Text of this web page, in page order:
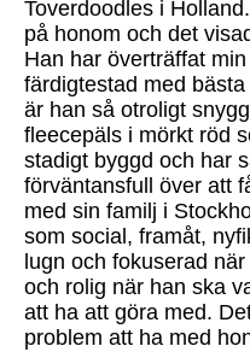
Toverdoodles i
på honom och det
Han har överträffat
färdigtestad med
är han så otroligt
fleecepäls i mörkt röd
stadigt byggd och har
förväntansfull över att
med sin familj i
som social, framåt,
lugn och fokuserad
och rolig när han ska
att ha att göra med.
problem att ha med